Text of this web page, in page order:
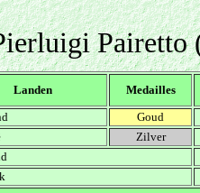
Pairetto
Landen
Medailles
Goud
Zilver